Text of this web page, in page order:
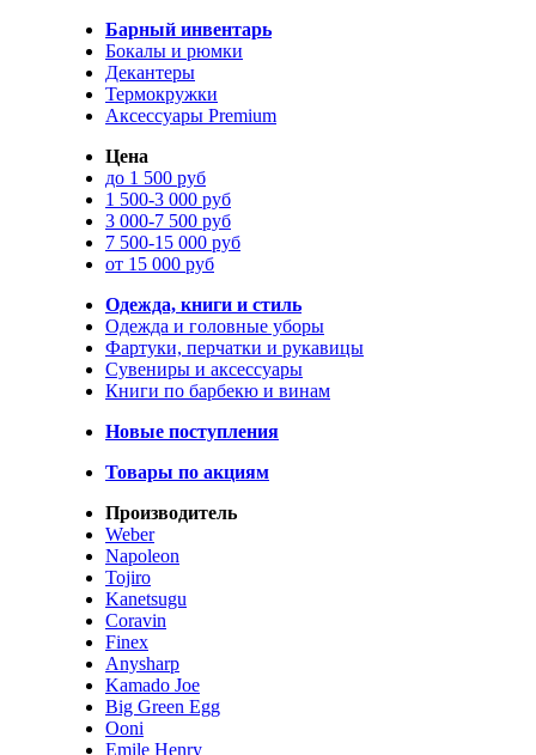
Барный инвентарь
Бокалы и рюмки
Декантеры
Термокружки
Аксессуары Premium
Цена
до 1 500 руб
1 500-3 000 руб
3 000-7 500 руб
7 500-15 000 руб
от 15 000 руб
Одежда, книги и стиль
Одежда и головные уборы
Фартуки, перчатки и рукавицы
Сувениры и аксессуары
Книги по барбекю и винам
Новые поступления
Товары по акциям
Производитель
Weber
Napoleon
Tojiro
Kanetsugu
Coravin
Finex
Anysharp
Kamado Joe
Big Green Egg
Ooni
Emile Henry